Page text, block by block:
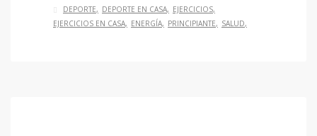
DEPORTE DEPORTE EN CASA
EJERCICIOS
EJERCICIOS EN CASA
ENERGÍA PRINCIPIANTE SALUD